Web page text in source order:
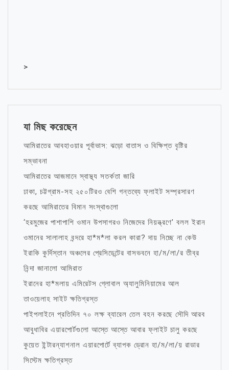
>
যা মিছ করেছেন
আমিরাতের আবহাওয়ার পূর্বাভাস: ঝড়ো বাতাস ও বিক্ষিপ্ত বৃষ্টির
সম্ভাবনা
আমিরাতের আজমানে স্বাস্থ্য সতর্কতা জারি
ঢাকা, চট্টগ্রাম-সহ ২৫০টিরও বেশি গন্তব্যে ফ্লাইট সম্প্রসারণ
করছে আমিরাতের বিমান সংস্থাগুলো
‘হরমুজের পাশাপাশি ওমান উপসাগরও নিজেদের নিয়ন্ত্রণে’ বলল ইরান
ওমানের সালালাহ বন্দরে হা*ম*লা করল কারা? দায় নিচ্ছে না কেউ
ইরাকি কুর্দিস্তান অঞ্চলের প্রেসিডেন্টের বাসভবনে হা/ম/লা/র তীব্র
নিন্দা জানালো আমিরাত
ইরানের হা*মলায় এমিরেটস গ্লোবাল অ্যালুমিনিয়ামের আল
তাওয়েলাহ সাইট ক্ষতিগ্রস্ত
পাইপলাইনে প্রতিদিন ৭০ লক্ষ ব্যারেল তেল বহন করছে সৌদি আরব
আবুধাবির এয়ারপোর্টগুলো আস্তে আস্তে আবার ফ্লাইট চালু করছে
কুয়েত ইন্টারন্যাশনাল এয়ারপোর্টে ব্যাপক ড্রোন হা/ম/লা/য় রাডার
সিস্টেম ক্ষতিগ্রস্ত